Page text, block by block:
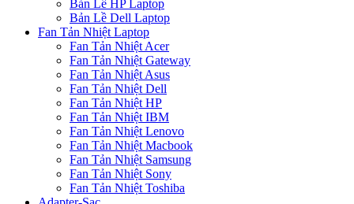
Bản Lề HP Laptop
Bản Lề Dell Laptop
Fan Tản Nhiệt Laptop
Fan Tản Nhiệt Acer
Fan Tản Nhiệt Gateway
Fan Tản Nhiệt Asus
Fan Tản Nhiệt Dell
Fan Tản Nhiệt HP
Fan Tản Nhiệt IBM
Fan Tản Nhiệt Lenovo
Fan Tản Nhiệt Macbook
Fan Tản Nhiệt Samsung
Fan Tản Nhiệt Sony
Fan Tản Nhiệt Toshiba